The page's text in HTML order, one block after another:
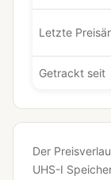
Letzte
Getrackt seit
Der
UHS-I